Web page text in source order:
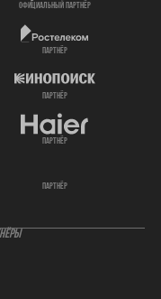
официальный партнёр
партнёр
партнёр
партнёр
партнёр